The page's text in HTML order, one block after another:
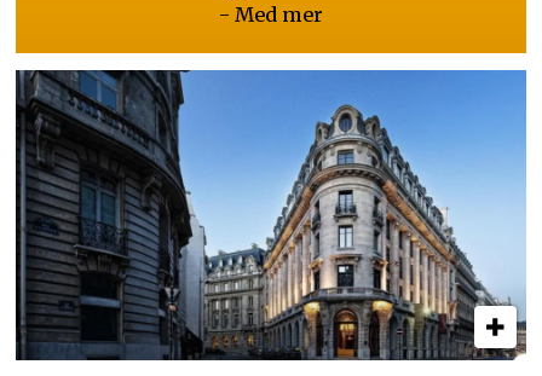
- Med mer